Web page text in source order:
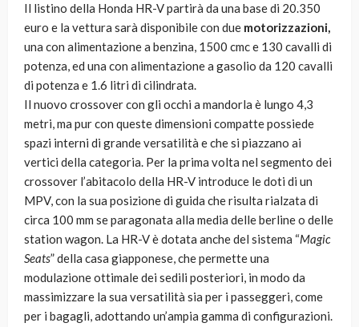
Il listino della Honda HR-V partirà da una base di 20.350
euro e la vettura sarà disponibile con due motorizzazioni,
una con alimentazione a benzina, 1500 cmc e 130 cavalli di
potenza, ed una con alimentazione a gasolio da 120 cavalli
di potenza e 1.6 litri di cilindrata.
Il nuovo crossover con gli occhi a mandorla è lungo 4,3
metri, ma pur con queste dimensioni compatte possiede
spazi interni di grande versatilità e che si piazzano ai
vertici della categoria. Per la prima volta nel segmento dei
crossover l’abitacolo della HR-V introduce le doti di un
MPV, con la sua posizione di guida che risulta rialzata di
circa 100 mm se paragonata alla media delle berline o delle
station wagon. La HR-V è dotata anche del sistema “Magic
Seats” della casa giapponese, che permette una
modulazione ottimale dei sedili posteriori, in modo da
massimizzare la sua versatilità sia per i passeggeri, come
per i bagagli, adottando un’ampia gamma di configurazioni.